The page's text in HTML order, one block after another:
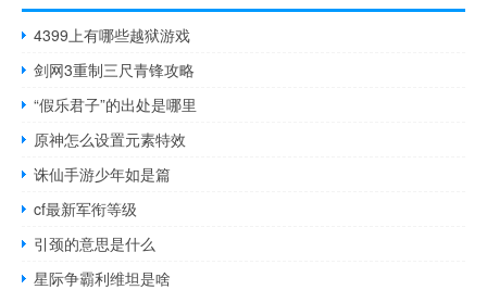
4399上有哪些越狱游戏
剑网3重制三尺青锋攻略
“假乐君子”的出处是哪里
原神怎么设置元素特效
诛仙手游少年如是篇
cf最新军衔等级
引颈的意思是什么
星际争霸利维坦是啥